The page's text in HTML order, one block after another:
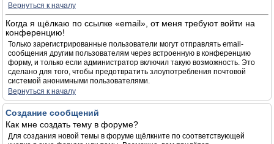
Вернуться к началу
Когда я щёлкаю по ссылке «email», от меня требуют войти на
конференцию!
Только зарегистрированные пользователи могут отправлять email-
сообщения другим пользователям через встроенную в конференцию
форму, и только если администратор включил такую возможность. Это
сделано для того, чтобы предотвратить злоупотребления почтовой
системой анонимными пользователями.
Вернуться к началу
Создание сообщений
Как мне создать тему в форуме?
Для создания новой темы в форуме щёлкните по соответствующей